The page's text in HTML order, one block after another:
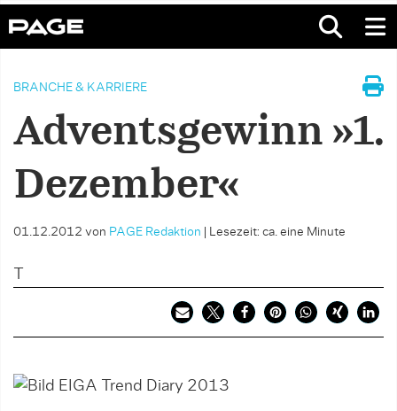
BRANCHE & KARRIERE
Adventsgewinn »1.
Dezember«
01.12.2012 von PAGE Redaktion Lesezeit: ca. eine Minute